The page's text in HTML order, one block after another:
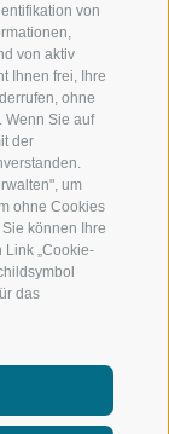
von
von aktiv
Ihnen frei, Ihre
ohne
Wenn Sie auf
der
um
ohne Cookies
können Ihre
„Cookie-
das
BIKEN
LANGLAUFEN